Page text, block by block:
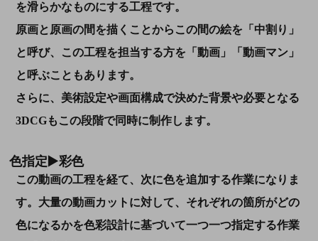
を滑らかなものにする工程です。
原画と原画の間を描くことからこの間の絵を「中割り」
と呼び、この工程を担当する方を「動画」「動画マン」
と呼ぶこともあります。
さらに、美術設定や画面構成で決めた背景や必要となる
3DCGもこの段階で同時に制作します。
色指定▶彩色
この動画の工程を経て、次に色を追加する作業になりま
す。大量の動画カットに対して、それぞれの箇所がどの
色になるかを色彩設計に基づいて一つ一つ指定する作業